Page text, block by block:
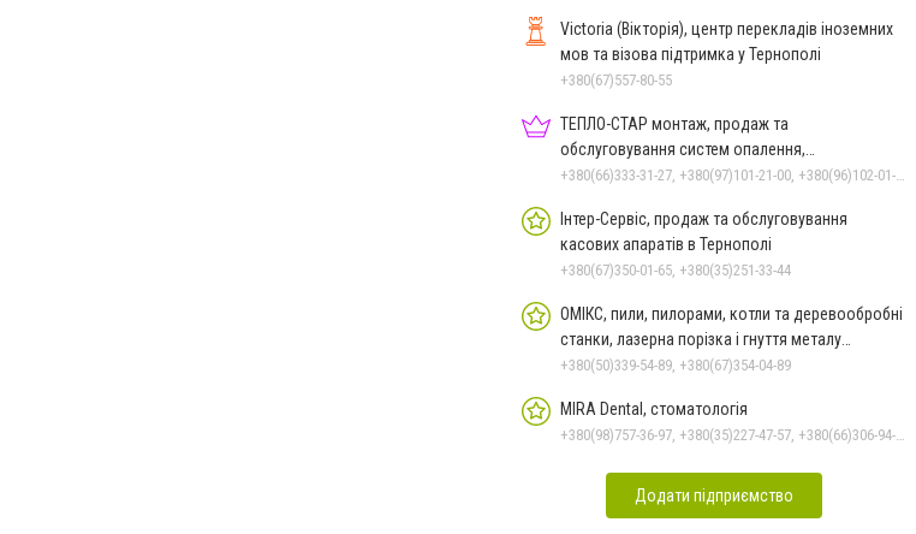
Victoria (Вікторія), центр перекладів іноземних
мов та візова підтримка у Тернополі
+380(67)557-80-55
ТЕПЛО-СТАР монтаж, продаж та
обслуговування систем опалення,
кондиціонерів та вентиляції, сантехніка
+380(66)333-31-27, +380(97)101-21-00, +380(96)102-01-20
Інтер-Сервіс, продаж та обслуговування
касових апаратів в Тернополі
+380(67)350-01-65, +380(35)251-33-44
ОМІКС, пили, пилорами, котли та деревообробні
станки, лазерна порізка і гнуття металу
Тернопіль
+380(50)339-54-89, +380(67)354-04-89
MIRA Dental, стоматологія
+380(98)757-36-97, +380(35)227-47-57, +380(66)306-94-21, +380(67)769-81-23
Додати підприємство